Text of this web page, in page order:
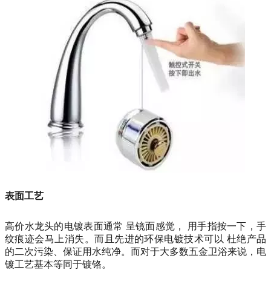
表面工艺
高价水龙头的电镀表面通常 呈镜面感觉， 用手指按一下，手
纹痕迹会马上消失。而且先进的环保电镀技术可以 杜绝产品
的二次污染、保证用水纯净。而对于大多数五金卫浴来说，电
镀工艺基本等同于镀铬。